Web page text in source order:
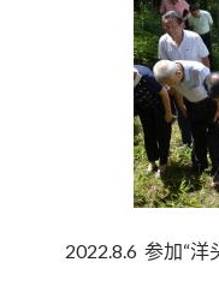
2022.8.6 参加“